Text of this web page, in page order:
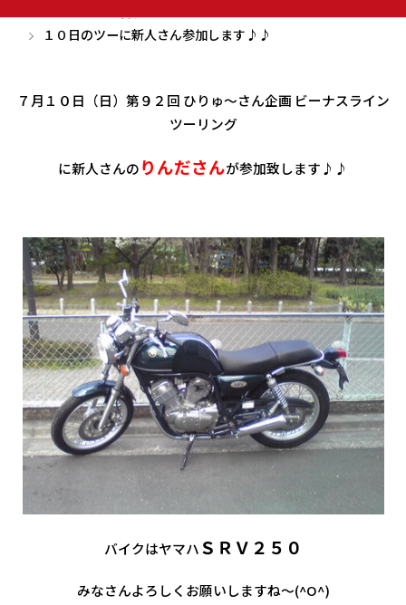
１０日のツーに新人さん参加します♪♪
７月１０日（日）第９２回 ひりゅ～さん企画 ビーナスライン
ツーリング
に新人さんのりんださんが参加致します♪♪
バイクはヤマハＳＲＶ２５０
みなさんよろしくお願いしますね～(^O^)